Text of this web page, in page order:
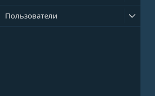
Пользователи